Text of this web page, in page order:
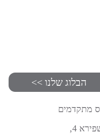
הבלוג שלנו >>
מתקדמים
4,